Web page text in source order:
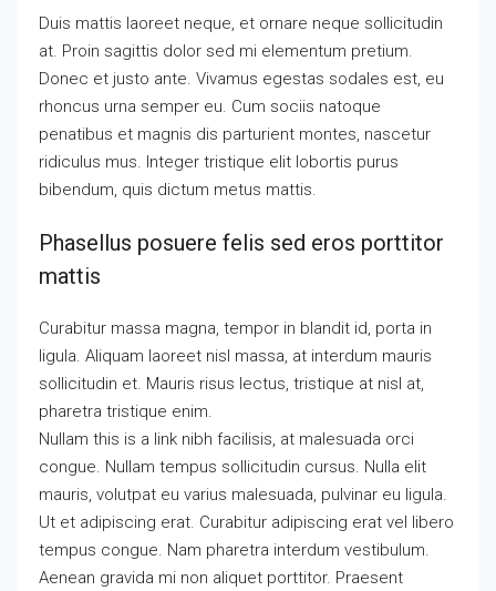
Duis mattis laoreet neque, et ornare neque sollicitudin
at. Proin sagittis dolor sed mi elementum pretium.
Donec et justo ante. Vivamus egestas sodales est, eu
rhoncus urna semper eu. Cum sociis natoque
penatibus et magnis dis parturient montes, nascetur
ridiculus mus. Integer tristique elit lobortis purus
bibendum, quis dictum metus mattis.
Phasellus posuere felis sed eros porttitor
mattis
Curabitur massa magna, tempor in blandit id, porta in
ligula. Aliquam laoreet nisl massa, at interdum mauris
sollicitudin et. Mauris risus lectus, tristique at nisl at,
pharetra tristique enim.
Nullam this is a link nibh facilisis, at malesuada orci
congue. Nullam tempus sollicitudin cursus. Nulla elit
mauris, volutpat eu varius malesuada, pulvinar eu ligula.
Ut et adipiscing erat. Curabitur adipiscing erat vel libero
tempus congue. Nam pharetra interdum vestibulum.
Aenean gravida mi non aliquet porttitor. Praesent